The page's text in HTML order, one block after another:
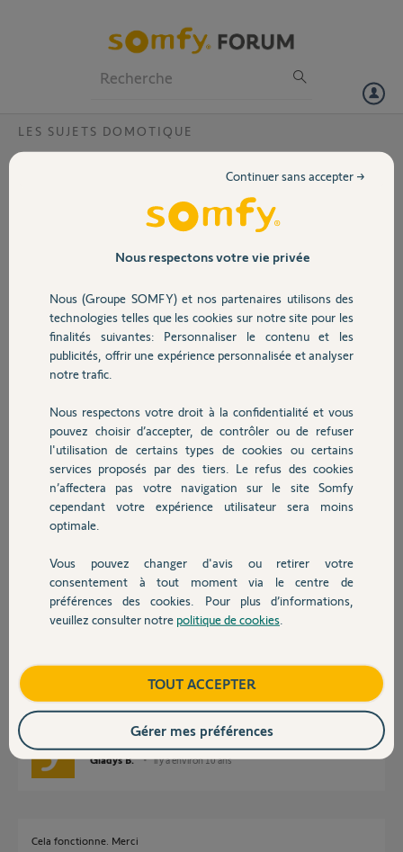
Volet
Sécurité
Domotique
Chauffage
Autres produits
Devis avec un pro
Contact
LES SUJETS DOMOTIQUE
Bonjour, j'ai un problème lors de la validation de mon compte
Tahoma après avoir enregistré en ligne l'appareil. Pourriez-vous
dépanner svp ? Le PIN de la box est : 0204-3886-8951
PERON A.
il y a plus de 10 ans
Participer au fil de discussion
Réponses
Bonsoir
Il faurdra attendre la semaine prochaine pour qu'un Yellow puisse voir
Bon WE
lien à valider afin d'avoir accès à votre TaHoma, vous avez 24h pour le
Gladys B. il y a environ 10 ans
Cela fonctionne. Merci
Nous respectons votre vie privée
Nous (Groupe SOMFY) et nos partenaires utilisons des
technologies telles que les cookies sur notre site pour les
finalités suivantes: Personnaliser le contenu et les
publicités, offrir une expérience personnalisée et analyser
notre trafic.
Nous respectons votre droit à la confidentialité et vous
pouvez choisir d’accepter, de contrôler ou de refuser
l'utilisation de certains types de cookies ou certains
services proposés par des tiers. Le refus des cookies
n’affectera pas votre navigation sur le site Somfy
cependant votre expérience utilisateur sera moins
optimale.
Vous pouvez changer d'avis ou retirer votre
consentement à tout moment via le centre de
préférences des cookies. Pour plus d’informations,
veuillez consulter notre politique de cookies
Continuer sans accepter →
TOUT ACCEPTER
Gérer mes préférences